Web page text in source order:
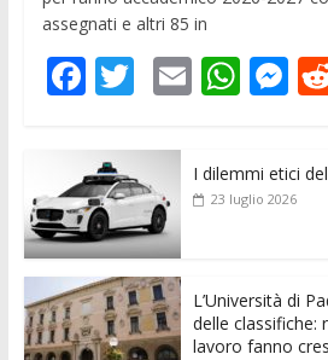
assegnati e altri 85 in
F
e
b
o
o
k
T
itt
er
E
ai
l
W
s
p
M
ss
e
er
I dilemmi etici
23 luglio 2026
L’Università di
delle classifiche:
lavoro fanno